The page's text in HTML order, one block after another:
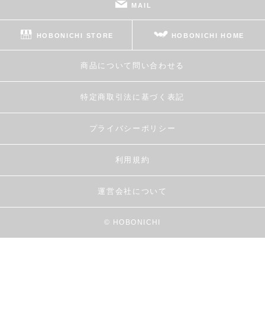
MAIL
HOBONICHI STORE HOBONICHI HOME
商品について問い合わせる
特定商取引法に基づく表記
プライバシーポリシー
利用規約
運営会社について
© HOBONICHI